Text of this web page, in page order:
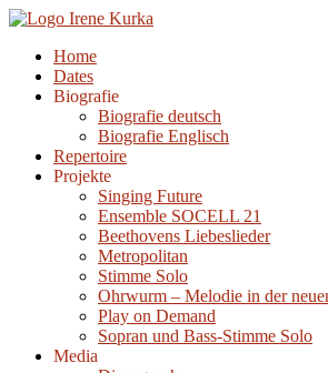
Zum
springenHome
Dates
Biografie
Biografie deutsch
Biografie Englisch
Repertoire
Projekte
Singing Future
Ensemble SOCELL 21
Beethovens Liebeslieder
Metropolitan
Stimme Solo
Ohrwurm – Melodie in der
Play on Demand
Sopran und Bass-Stimme Solo
Media